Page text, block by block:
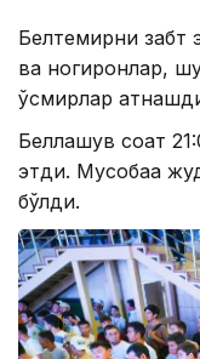
Белтемирни забт
ва ногиронлар,
ўсмирлар
Беллашув соат
этди. Мусобақа
бўлди.